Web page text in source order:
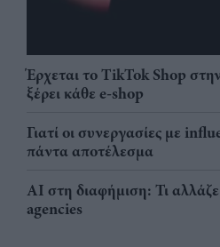
Έρχεται το TikTok Shop
ξέρει κάθε e-shop
Γιατί οι συνεργασίες με
πάντα αποτέλεσμα
AI στη διαφήμιση: Τι
agencies